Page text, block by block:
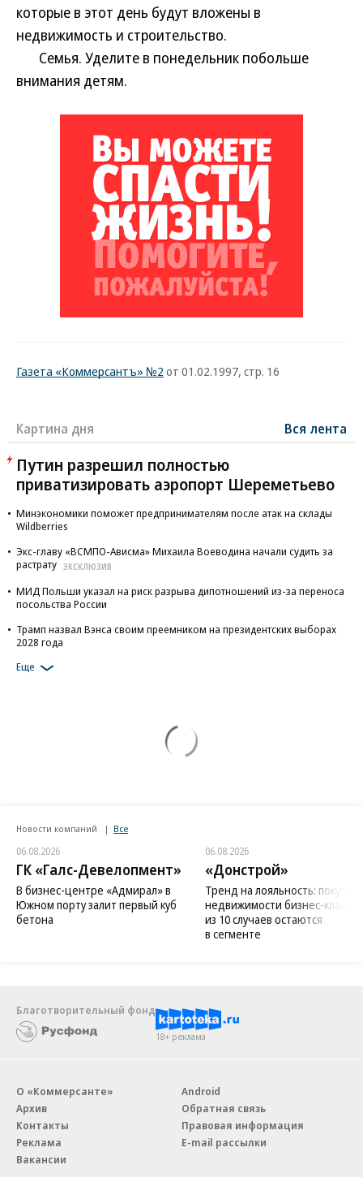
которые в этот день будут вложены в
недвижимость и строительство.
Семья. Уделите в понедельник побольше
внимания детям.
Газета «Коммерсантъ» №2 от 01.02.1997, стр. 16
Картина дня Вся лента
Путин разрешил полностью
приватизировать аэропорт Шереметьево
Минэкономики поможет предпринимателям после атак на склады
Wildberries
Экс-главу «ВСМПО-Ависма» Михаила Воеводина начали судить за
растрату ЭКСКЛЮЗИВ
МИД Польши указал на риск разрыва дипотношений из-за переноса
посольства России
Трамп назвал Вэнса своим преемником на президентских выборах
2028 года
Еще
Новости компаний Все
06.08.2026
ГК «Галс-Девелопмент»
В бизнес-центре «Адмирал» в
Южном порту залит первый куб
бетона
06.08.2026
«Донстрой»
Тренд на лояльность:
недвижимости бизнес-класса
из 10 случаев остаются
в сегменте
Благотворительный фонд
18+ реклама
О «Коммерсанте»
Архив
Контакты
Реклама
Вакансии
Android
Обратная связь
Правовая информация
E-mail рассылки